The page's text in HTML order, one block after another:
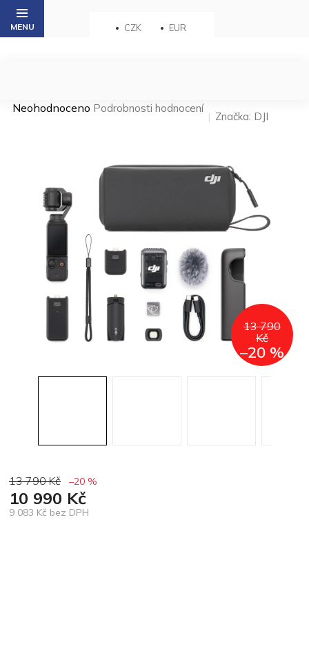
Přejít
obsah
CZK EUR
Průměrné
hvězdiček.
Neohodnoceno Podrobnosti hodnocení
Značka: DJI
13 790
Kč
–20 %
13 790 Kč –20 %
10 990 Kč
9 083 Kč bez DPH